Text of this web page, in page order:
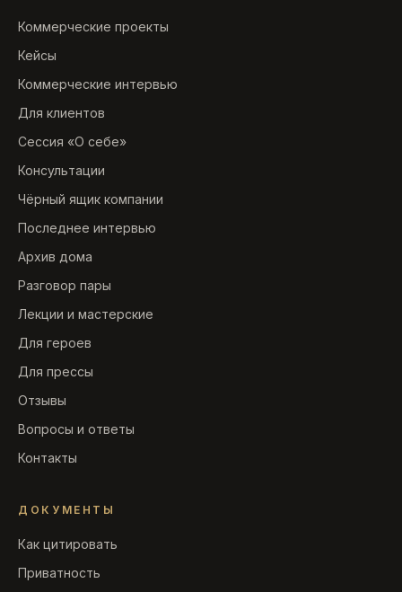
Коммерческие проекты
Кейсы
Коммерческие интервью
Для клиентов
Сессия «О себе»
Консультации
Чёрный ящик компании
Последнее интервью
Архив дома
Разговор пары
Лекции и мастерские
Для героев
Для прессы
Отзывы
Вопросы и ответы
Контакты
ДОКУМЕНТЫ
Как цитировать
Приватность